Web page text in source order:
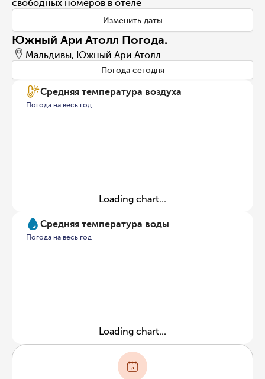
свободных номеров в отеле
Изменить даты
Южный Ари Атолл Погода.
Мальдивы, Южный Ари Атолл
Погода сегодня
Средняя температура воздуха
Погода на весь год
Loading chart...
Средняя температура воды
Погода на весь год
Loading chart...